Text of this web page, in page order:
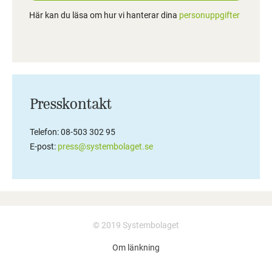
Här kan du läsa om hur vi hanterar dina personuppgifter
Presskontakt
Telefon: 08-503 302 95
E-post: press@systembolaget.se
© 2019 Systembolaget
Om länkning